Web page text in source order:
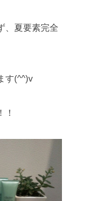
、夏要素完全
す(^^)v
！